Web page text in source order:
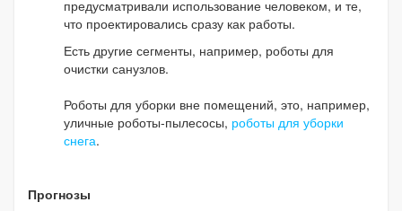
предусматривали использование человеком, и те,
что проектировались сразу как работы.
Есть другие сегменты, например, роботы для
очистки санузлов.
Роботы для уборки вне помещений, это, например,
уличные роботы-пылесосы, роботы для уборки
снега.
Прогнозы